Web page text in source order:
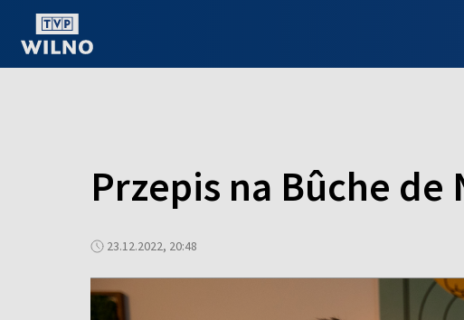
Przepis na Bûche de
23.12.2022, 20:48